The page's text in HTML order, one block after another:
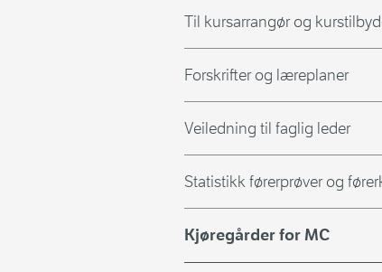
Til kursarrangør og
Forskrifter og læreplaner
Veiledning til faglig leder
Statistikk førerprøver og
Kjøregårder for MC